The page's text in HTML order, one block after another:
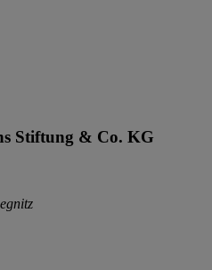
Stiftung & Co. KG